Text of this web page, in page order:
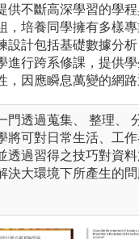
供不斷高深學習的學
，培養同學擁有多樣
設計包括基礎數據分
進行跨系修課，提供
，因應瞬息萬變的網路
門透過蒐集、 整理、
將可對日常生活、工
透過習得之技巧對資
決大環境下所產生的問